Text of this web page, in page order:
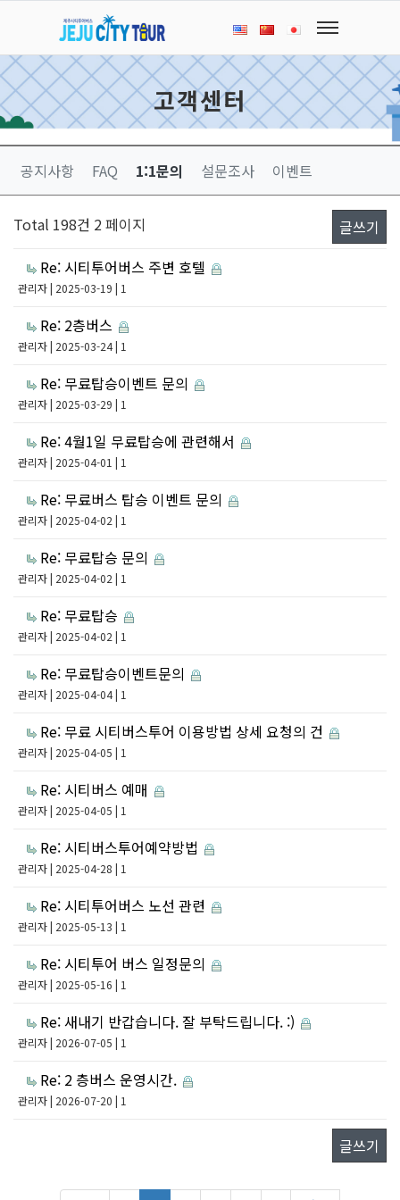
고객센터
공지사항 FAQ 1:1문의 설문조사 이벤트
Total 198건 2 페이지
글쓰기
Re: 시티투어버스 주변 호텔
관리자| 2025-03-19 | 1
Re: 2층버스
관리자| 2025-03-24 | 1
Re: 무료탑승이벤트 문의
관리자| 2025-03-29 | 1
Re: 4월1일 무료탑승에 관련해서
관리자| 2025-04-01 | 1
Re: 무료버스 탑승 이벤트 문의
관리자| 2025-04-02 | 1
Re: 무료탑승 문의
관리자| 2025-04-02 | 1
Re: 무료탑승
관리자| 2025-04-02 | 1
Re: 무료탑승이벤트문의
관리자| 2025-04-04 | 1
Re: 무료 시티버스투어 이용방법 상세 요청의 건
관리자| 2025-04-05 | 1
Re: 시티버스 예매
관리자| 2025-04-05 | 1
Re: 시티버스투어예약방법
관리자| 2025-04-28 | 1
Re: 시티투어버스 노선 관련
관리자| 2025-05-13 | 1
Re: 시티투어 버스 일정문의
관리자| 2025-05-16 | 1
Re: 새내기 반갑습니다. 잘 부탁드립니다. :)
관리자| 2026-07-05 | 1
Re: 2 층버스 운영시간.
관리자| 2026-07-20 | 1
글쓰기